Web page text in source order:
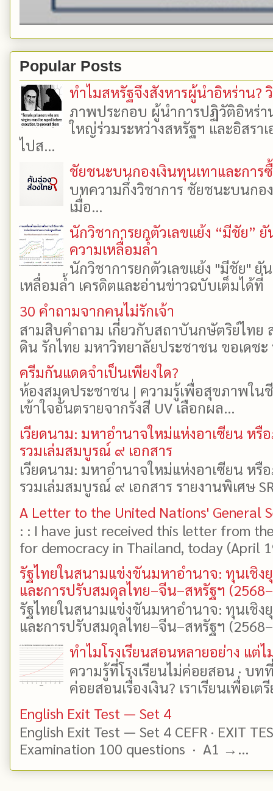
Popular Posts
ทำไมสหรัฐจึงสังหารผู้นำอิหร่าน?
ภาพประกอบ ผู้นำการปฏิวัติอิหร่า
ใหญ่ร่วมระหว่างสหรัฐฯ และอิสรา
ไปส...
ชัยชนะบนกองเงินทุนเทาและการ
บทความกึ่งวิชาการ ชัยชนะบนกอ
เมื่อ...
นักวิชาการยกตัวเลขแย้ง “มีชัย”
ความเหลื่อมล้ำ
นักวิชาการยกตัวเลขแย้ง "มีชัย"
เหลื่อมล้ำ เครดิตและอ่านข่าวฉบับเต็มได้
30 คำถามจากคนไม่รักเจ้า
สามสิบคำถาม เกี่ยวกับสถาบันกษัตริย์ไทย
ดิน รักไทย มหาวิทยาลัยประชาชน ขอเดช
ครีมกันแดดจำเป็นเพียงใด?
ห้องสมุดประชาชน | ความรู้เพื่อสุขภาพใน
เข้าใจอันตรายจากรังสี UV เลือกผล...
เวียดนาม: มหาอำนาจใหม่แห่งอาเซียน ห
รวมเล่มสมบูรณ์ ๙ เอกสาร
เวียดนาม: มหาอำนาจใหม่แห่งอาเซียน ห
รวมเล่มสมบูรณ์ ๙ เอกสาร รายงานพิเศษ
A Letter to the United Nations' General
: : I have just received this letter from
for democracy in Thailand, today (April
รัฐไทยในสนามแข่งขันมหาอำนาจ: ทุนเชิง
และการปรับสมดุลไทย–จีน–สหรัฐฯ
รัฐไทยในสนามแข่งขันมหาอำนาจ: ทุนเชิง
และการปรับสมดุลไทย–จีน–สหรัฐฯ
ทำไมโรงเรียนสอนหลายอย่าง แต่ไ
ความรู้ที่โรงเรียนไม่ค่อยสอน · บ
ค่อยสอนเรื่องเงิน? เราเรียนเพื่อเต
English Exit Test — Set 4
English Exit Test — Set 4 CEFR · EXIT
Examination 100 questions · A1 →...